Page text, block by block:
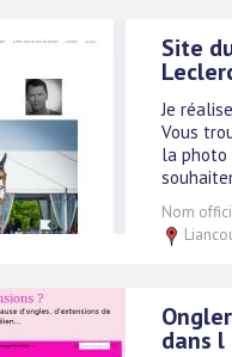
Site
Je
Vous
la photo
Nom
dans l